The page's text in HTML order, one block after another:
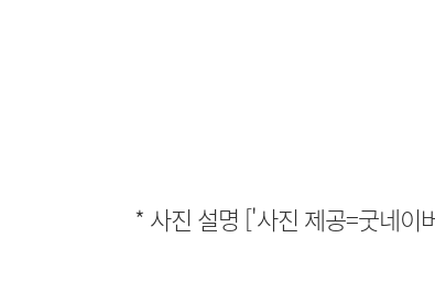
* 사진 설명 ['사진 제공=굿네이